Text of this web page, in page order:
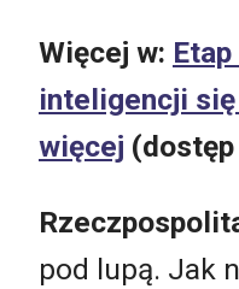
Więcej w:
inteligencji się
więcej (dostęp
pod lupą. Jak